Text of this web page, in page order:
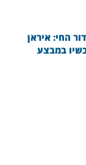
החי: איראן
במבצע